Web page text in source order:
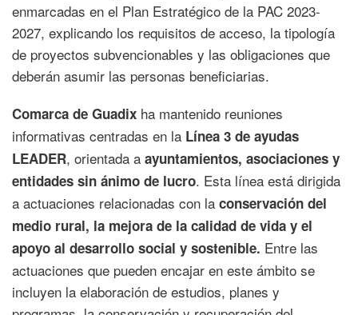
enmarcadas en el Plan Estratégico de la PAC 2023-
2027, explicando los requisitos de acceso, la tipología
de proyectos subvencionables y las obligaciones que
deberán asumir las personas beneficiarias.
Comarca de Guadix ha mantenido reuniones
informativas centradas en la Línea 3 de ayudas
LEADER, orientada a ayuntamientos, asociaciones y
entidades sin ánimo de lucro. Esta línea está dirigida
a actuaciones relacionadas con la conservación del
medio rural, la mejora de la calidad de vida y el
apoyo al desarrollo social y sostenible. Entre las
actuaciones que pueden encajar en este ámbito se
incluyen la elaboración de estudios, planes y